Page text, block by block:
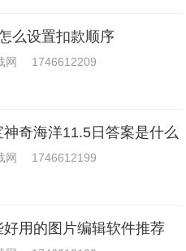
么设置扣款顺序
网 1746612209
神奇海洋11.5日答案是什么
网 1746612199
好用的图片编辑软件推荐